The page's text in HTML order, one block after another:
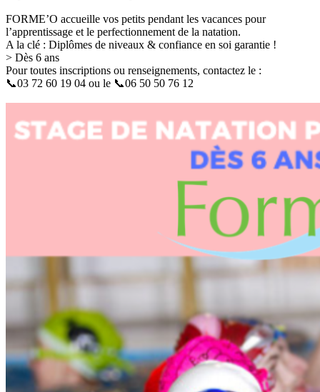
FORME’O accueille vos petits pendant les vacances pour
l’apprentissage et le perfectionnement de la natation.
A la clé : Diplômes de niveaux & confiance en soi garantie !
> Dès 6 ans
Pour toutes inscriptions ou renseignements, contactez le :
📞03 72 60 19 04 ou le 📞06 50 50 76 12